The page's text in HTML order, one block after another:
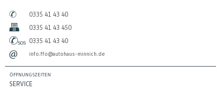
0335 41 43 40
0335 41 43 450
0335 41 43 40
info.ffo@autohaus-minnich.de
ÖFFNUNGSZEITEN
SERVICE